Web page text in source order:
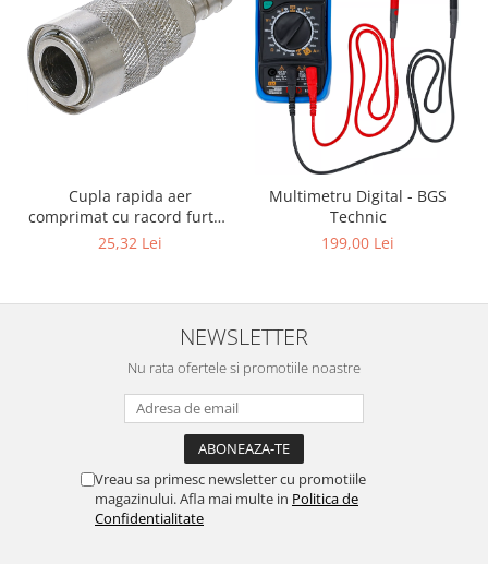
Cupla rapida aer
comprimat cu racord furtun
8 mm (5/16") | SUA / Franta
25,32 Lei
Multimetru Digital - BGS
Technic
199,00 Lei
NEWSLETTER
Nu rata ofertele si promotiile noastre
Vreau sa primesc newsletter cu promotiile
magazinului. Afla mai multe in Politica de
Confidentialitate